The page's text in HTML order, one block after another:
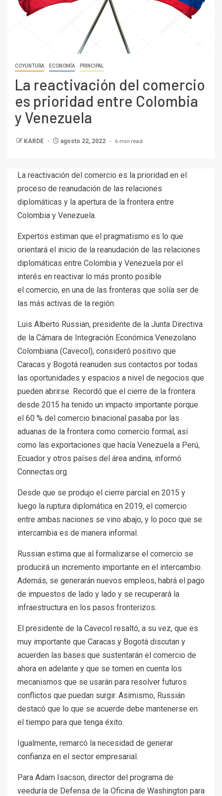
COYUNTURA ECONOMÍA PRINCIPAL
La reactivación del comercio
es prioridad entre Colombia
y Venezuela
KARDE agosto 22, 2022 4 min read
La reactivación del comercio es la prioridad en el
proceso de reanudación de las relaciones
diplomáticas y la apertura de la frontera entre
Colombia y Venezuela.
Expertos estiman que el pragmatismo es lo que
orientará el inicio de la reanudación de las relaciones
diplomáticas entre Colombia y Venezuela por el
interés en reactivar lo más pronto posible
el comercio, en una de las fronteras que solía ser de
las más activas de la región.
Luis Alberto Russian, presidente de la Junta Directiva
de la Cámara de Integración Económica Venezolano
Colombiana (Cavecol), consideró positivo que
Caracas y Bogotá reanuden sus contactos por todas
las oportunidades y espacios a nivel de negocios que
pueden abrirse. Recordó que el cierre de la frontera
desde 2015 ha tenido un impacto importante porque
el 60 % del comercio binacional pasaba por las
aduanas de la frontera como comercio formal, así
como las exportaciones que hacía Venezuela a Perú,
Ecuador y otros países del área andina, informó
Connectas.org.
Desde que se produjo el cierre parcial en 2015 y
luego la ruptura diplomática en 2019, el comercio
entre ambas naciones se vino abajo, y lo poco que se
intercambia es de manera informal.
Russian estima que al formalizarse el comercio se
producirá un incremento importante en el intercambio.
Además, se generarán nuevos empleos, habrá el pago
de impuestos de lado y lado y se recuperará la
infraestructura en los pasos fronterizos.
El presidente de la Cavecol resaltó, a su vez, que es
muy importante que Caracas y Bogotá discutan y
acuerden las bases que sustentarán el comercio de
ahora en adelante y que se tomen en cuenta los
mecanismos que se usarán para resolver futuros
conflictos que puedan surgir. Asimismo, Russián
destacó que lo que se acuerde debe mantenerse en
el tiempo para que tenga éxito.
Igualmente, remarcó la necesidad de generar
confianza en el sector empresarial.
Para Adam Isacson, director del programa de
veeduría de Defensa de la Oficina de Washington para